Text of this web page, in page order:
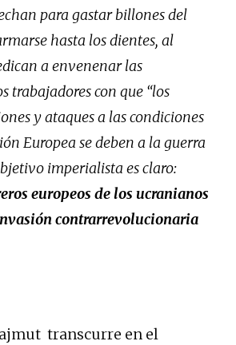
para gastar billones del
hasta los dientes, al
a envenenar las
trabajadores con que “los
y ataques a las condiciones
Europea se deben a la guerra
imperialista es claro:
europeos de los ucranianos
contrarrevolucionaria
transcurre en el